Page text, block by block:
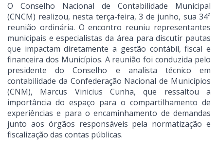
O Conselho Nacional de Contabilidade Municipal
(CNCM) realizou, nesta terça-feira, 3 de junho, sua 34ª
reunião ordinária. O encontro reuniu representantes
municipais e especialistas da área para discutir pautas
que impactam diretamente a gestão contábil, fiscal e
financeira dos Municípios. A reunião foi conduzida pelo
presidente do Conselho e analista técnico em
contabilidade da Confederação Nacional de Municípios
(CNM), Marcus Vinicius Cunha, que ressaltou a
importância do espaço para o compartilhamento de
experiências e para o encaminhamento de demandas
junto aos órgãos responsáveis pela normatização e
fiscalização das contas públicas.